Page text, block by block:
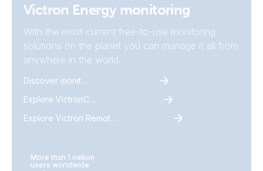
Victron Energy monitoring
With the most current free-to-use monitoring
solutions on the planet you can manage it all from
anywhere in the world.
Discover monitoring
Explore VictronConnect
Explore Victron Remote Monitoring
More than 1 million
users worldwide